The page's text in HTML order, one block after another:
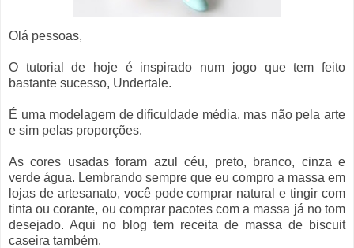
Olá pessoas,
O tutorial de hoje é inspirado num jogo que tem feito
bastante sucesso, Undertale.
É uma modelagem de dificuldade média, mas não pela arte
e sim pelas proporções.
As cores usadas foram azul céu, preto, branco, cinza e
verde água. Lembrando sempre que eu compro a massa em
lojas de artesanato, você pode comprar natural e tingir com
tinta ou corante, ou comprar pacotes com a massa já no tom
desejado. Aqui no blog tem receita de massa de biscuit
caseira também.